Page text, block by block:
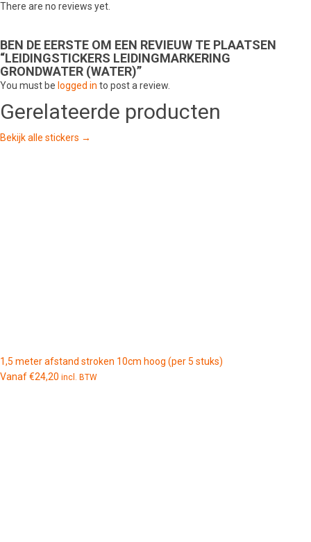
There are no reviews yet.
BEN DE EERSTE OM EEN REVIEUW TE PLAATSEN
“LEIDINGSTICKERS LEIDINGMARKERING
GRONDWATER (WATER)”
You must be logged in to post a review.
Gerelateerde producten
Bekijk alle stickers →
1,5 meter afstand stroken 10cm hoog (per 5 stuks)
Vanaf€24,20 incl. BTW